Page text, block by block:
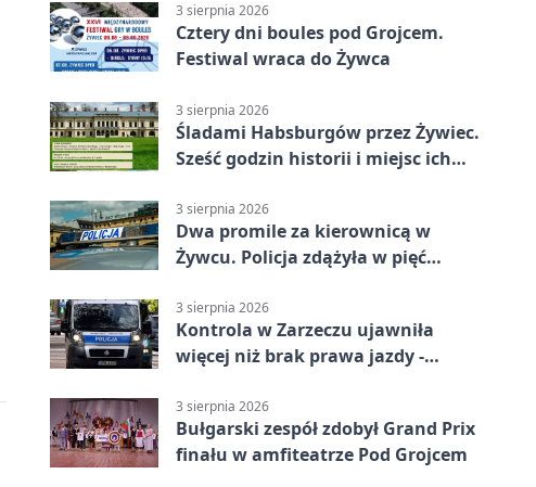
3 sierpnia 2026
Cztery dni boules pod Grojcem.
Festiwal wraca do Żywca
3 sierpnia 2026
Śladami Habsburgów przez Żywiec.
Sześć godzin historii i miejsc ich
3 sierpnia 2026
Dwa promile za kierownicą w
Żywcu. Policja zdążyła w pięć
3 sierpnia 2026
Kontrola w Zarzeczu ujawniła
więcej niż brak prawa jazdy -
3 sierpnia 2026
Bułgarski zespół zdobył Grand Prix
finału w amfiteatrze Pod Grojcem